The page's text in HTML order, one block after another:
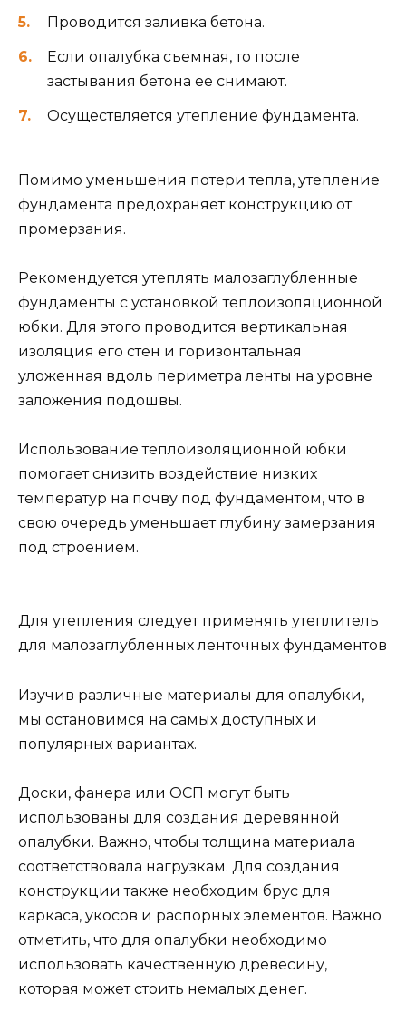
Проводится заливка бетона.
Если опалубка съемная, то после
застывания бетона ее снимают.
Осуществляется утепление фундамента.
Помимо уменьшения потери тепла, утепление
фундамента предохраняет конструкцию от
промерзания.
Рекомендуется утеплять малозаглубленные
фундаменты с установкой теплоизоляционной
юбки. Для этого проводится вертикальная
изоляция его стен и горизонтальная
уложенная вдоль периметра ленты на уровне
заложения подошвы.
Использование теплоизоляционной юбки
помогает снизить воздействие низких
температур на почву под фундаментом, что в
свою очередь уменьшает глубину замерзания
под строением.
Для утепления следует применять утеплитель
для малозаглубленных ленточных фундаментов
Изучив различные материалы для опалубки,
мы остановимся на самых доступных и
популярных вариантах.
Доски, фанера или ОСП могут быть
использованы для создания деревянной
опалубки. Важно, чтобы толщина материала
соответствовала нагрузкам. Для создания
конструкции также необходим брус для
каркаса, укосов и распорных элементов. Важно
отметить, что для опалубки необходимо
использовать качественную древесину,
которая может стоить немалых денег.